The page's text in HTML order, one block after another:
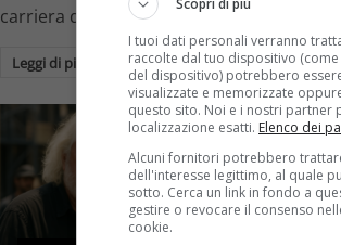
carriera da attrice
Leggi di più
Scopri di più
I tuoi dati personali verranno
raccolte dal tuo dispositivo
del dispositivo) potrebbero
visualizzate e memorizzate
questo sito. Noi e i nostri partner
localizzazione esatti. Elenco dei
Alcuni fornitori potrebbero
dell'interesse legittimo, al quale
sotto. Cerca un link in fondo a
gestire o revocare il consenso
cookie.